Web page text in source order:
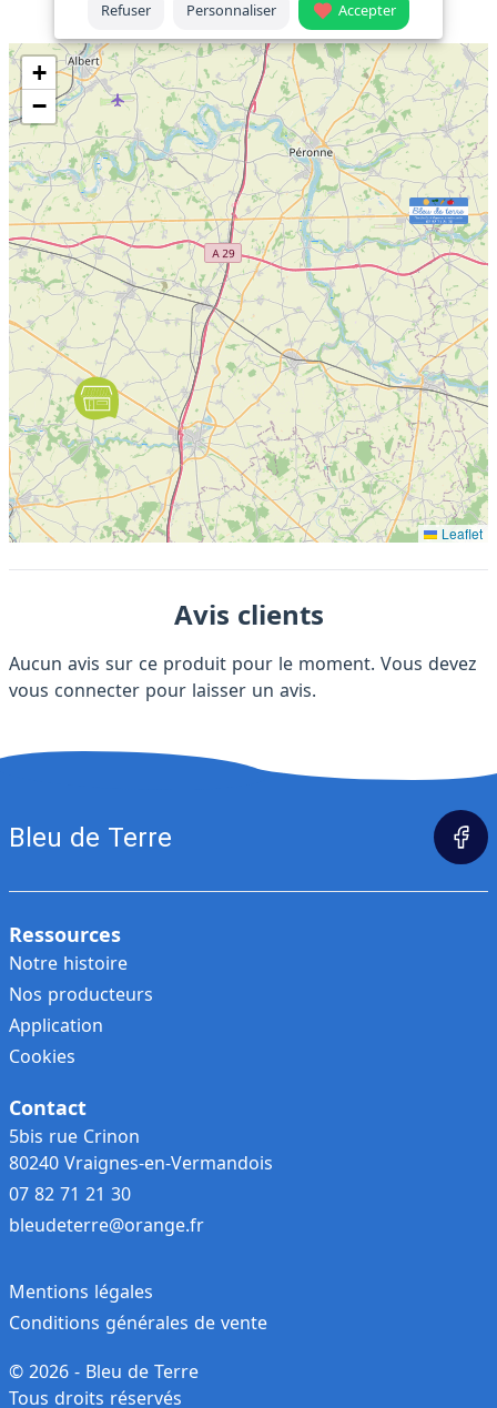
Refuser Personnaliser Accepter
+
−
Leaflet
Avis clients
Aucun avis sur ce produit pour le moment. Vous devez
vous connecter pour laisser un avis.
Bleu de Terre
Ressources
Notre histoire
Nos producteurs
Application
Cookies
Contact
5bis rue Crinon
80240 Vraignes-en-Vermandois
07 82 71 21 30
bleudeterre@orange.fr
© 2026 - Bleu de Terre
Tous droits réservés
Mentions légales
Conditions générales de vente